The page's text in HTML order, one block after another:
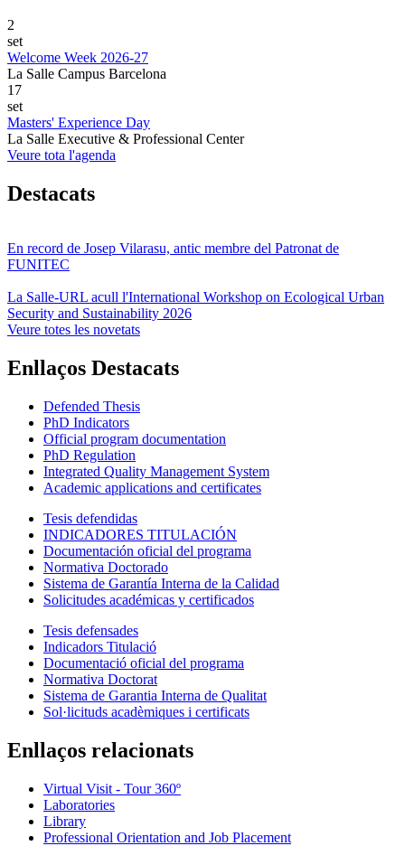
2
set
Welcome Week 2026-27
La Salle Campus Barcelona
17
set
Masters' Experience Day
La Salle Executive & Professional Center
Veure tota l'agenda
Destacats
En record de Josep Vilarasu, antic membre del Patronat de
FUNITEC
La Salle-URL acull l'International Workshop on Ecological Urban
Security and Sustainability 2026
Veure totes les novetats
Enllaços Destacats
Defended Thesis
PhD Indicators
Official program documentation
PhD Regulation
Integrated Quality Management System
Academic applications and certificates
Tesis defendidas
INDICADORES TITULACIÓN
Documentación oficial del programa
Normativa Doctorado
Sistema de Garantía Interna de la Calidad
Solicitudes académicas y certificados
Tesis defensades
Indicadors Titulació
Documentació oficial del programa
Normativa Doctorat
Sistema de Garantia Interna de Qualitat
Sol·licituds acadèmiques i certificats
Enllaços relacionats
Virtual Visit - Tour 360º
Laboratories
Library
Professional Orientation and Job Placement